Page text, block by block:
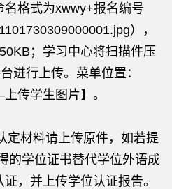
格式为xwwy+报名编号
），
；学习中心将扫描件压
进行上传。菜单位置：
传学生图片】。
定材料请上传原件，如若提
的学位证书替代学位外语成
，并上传学位认证报告。